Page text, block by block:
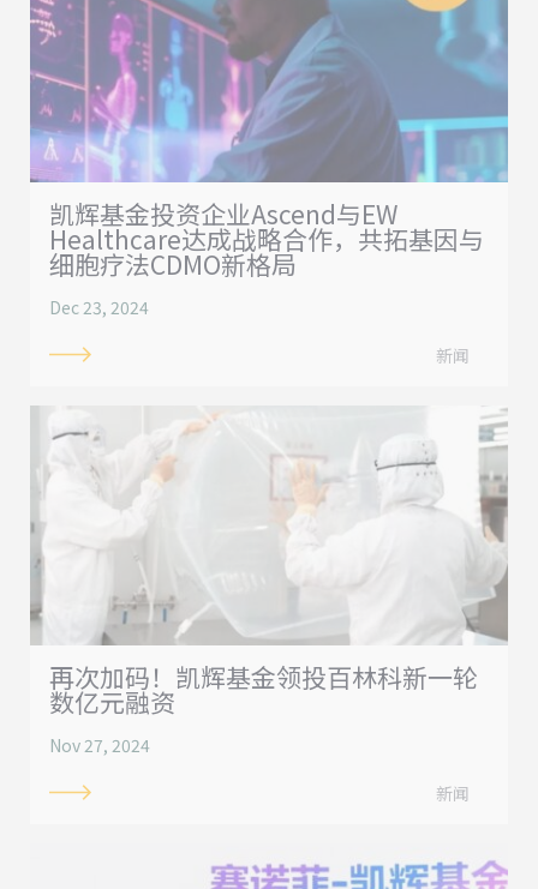
凯辉基金投资企业Ascend与EW
Healthcare达成战略合作，共拓基因与
细胞疗法CDMO新格局
Dec 23, 2024
新闻
再次加码！凯辉基金领投百林科新一轮
数亿元融资
Nov 27, 2024
新闻